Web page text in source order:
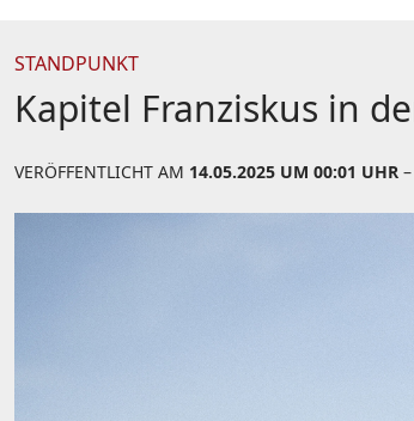
STANDPUNKT
Kapitel Franziskus in
VERÖFFENTLICHT AM 14.05.2025 UM 00:01 UHR